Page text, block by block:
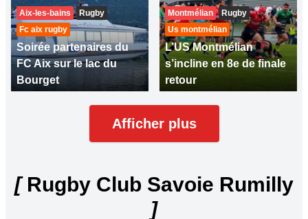
Aix-les-bains
Rugby
Fc aix rugby
Soirée partenaires du
FC Aix sur le lac du
Bourget
Montmélian
Rugby
Us montmélian
L’US Montmélian
s’incline en 8e de finale
retour
Afficher plus
[Rugby Club Savoie Rumilly
]